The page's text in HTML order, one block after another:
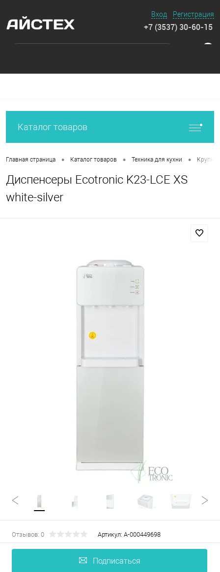
Вход Регистрация
+7 (3537) 30-60-15
Каталог товаров
Главная страница • Каталог товаров • Техника для кухни •
Диспенсеры Ecotronic K23-LCE XS
white-silver
Отзывов: 0 Артикул: А-000449698
Подписаться